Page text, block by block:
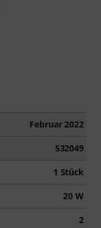
Februar 2022
532049
1 Stück
20 W
2